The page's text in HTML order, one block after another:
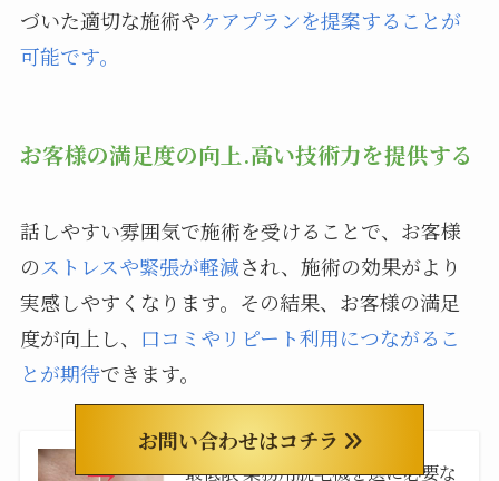
づいた適切な施術やケアプランを提案することが
可能です。
お客様の満足度の向上.高い技術力を提供する
話しやすい雰囲気で施術を受けることで、お客様
のストレスや緊張が軽減され、施術の効果がより
実感しやすくなります。その結果、お客様の満足
度が向上し、 口コミやリピート利用につながるこ
とが期待できます。
最低限 業務用脱毛機を選に必要な
お問い合わせはコチラ